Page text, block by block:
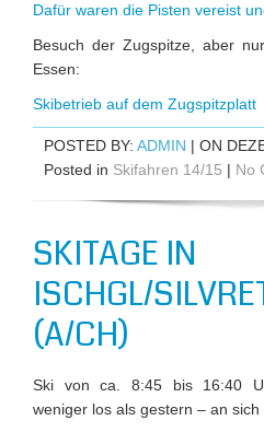
Dafür waren die Pisten vereist
Besuch der Zugspitze, aber
Essen:
Skibetrieb auf dem Zugspitzplatt
POSTED BY: ADMIN | ON
Posted in Skifahren 14/15 | No
SKITAGE IN
ISCHGL/
(A/CH)
Ski von ca. 8:45 bis 16:40
weniger los als gestern – an